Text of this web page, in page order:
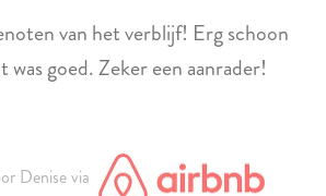
van het verblijf! Erg schoon
goed. Zeker een aanrader!
Denise via